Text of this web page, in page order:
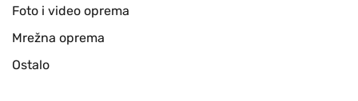
Foto i video oprema
Mrežna oprema
Ostalo